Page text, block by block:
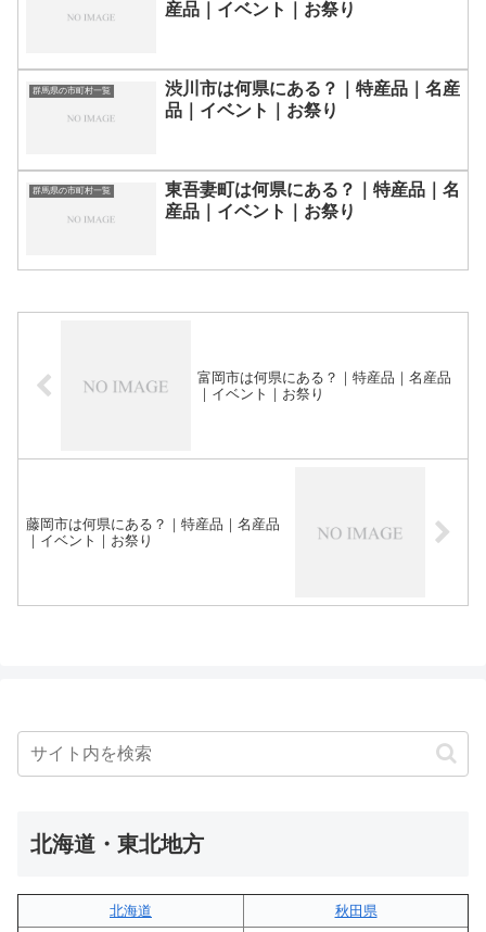
産品｜イベント｜お祭り
群馬県の市町村一覧
渋川市は何県にある？｜特産品｜名産
品｜イベント｜お祭り
群馬県の市町村一覧
東吾妻町は何県にある？｜特産品｜名
産品｜イベント｜お祭り
富岡市は何県にある？｜特産品｜名産品
｜イベント｜お祭り
藤岡市は何県にある？｜特産品｜名産品
｜イベント｜お祭り
北海道・東北地方
北海道
秋田県